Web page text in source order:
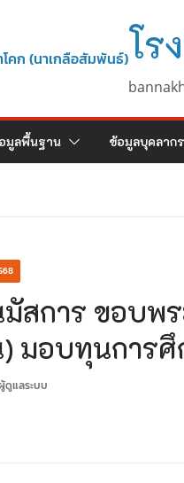
โร
มูลพื้นฐาน ข้อมูลบุคลากร
สการ ขอบพ
มอบทุนการ
ดูแลระบบ